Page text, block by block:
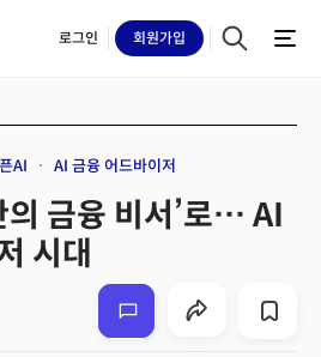
로그인 회원가입
AI AI 금융 어드바이저
의 금융 비서’로… AI
시대